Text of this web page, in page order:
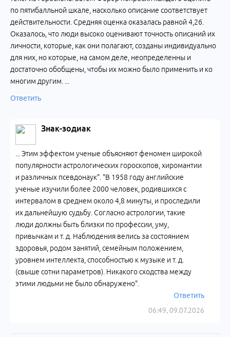
по пятибалльной шкале, насколько описание соответствует
действительности. Средняя оценка оказалась равной 4,26.
Оказалось, что люди высоко оценивают точность описаний их
личности, которые, как они полагают, созданы индивидуально
для них, но которые, на самом деле, неопределенны и
достаточно обобщены, чтобы их можно было применить и ко
многим другим. ...
Ответить
Знак-зодиак
06:49, 09.07.2026
... Этим эффектом ученые объясняют феномен широкой
популярности астрологических гороскопов, хиромантии
и различных псевдонаук". "В 1958 году английские
ученые изучили более 2000 человек, родившихся с
интервалом в среднем около 4,8 минуты, и проследили
их дальнейшую судьбу. Согласно астрологии, такие
люди должны быть близки по профессии, уму,
привычкам и т. д. Наблюдения велись за состоянием
здоровья, родом занятий, семейным положением,
уровнем интеллекта, способностью к музыке и т. д.
(свыше сотни параметров). Никакого сходства между
этими людьми не было обнаружено".
Ответить